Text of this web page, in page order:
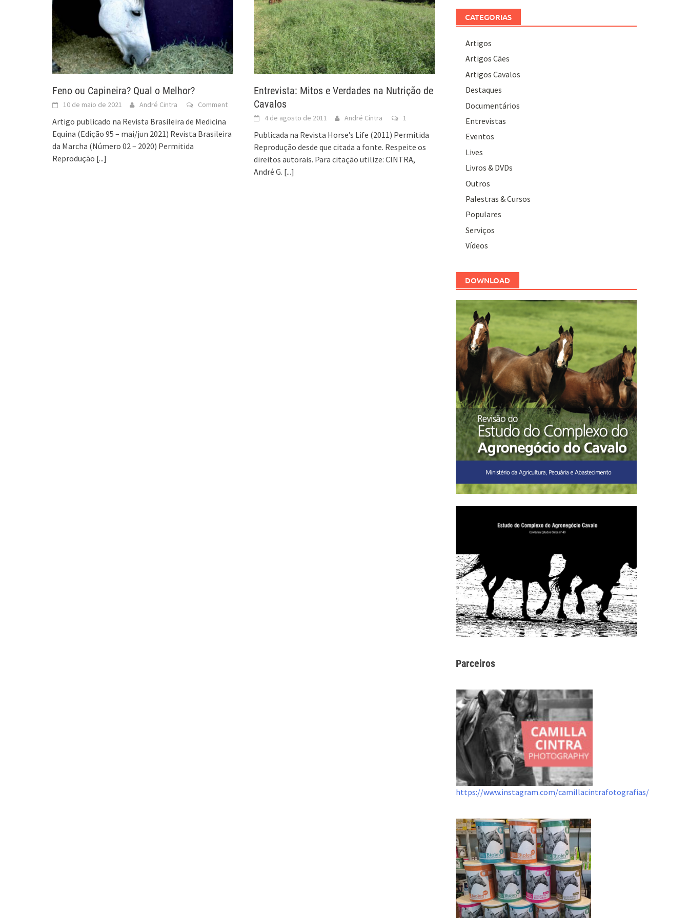
Feno ou Capineira? Qual o Melhor?
10 de maio de 2021 André Cintra Comment
Artigo publicado na Revista Brasileira de Medicina
Equina (Edição 95 – mai/jun 2021) Revista Brasileira
da Marcha (Número 02 – 2020) Permitida
Reprodução [...]
Entrevista: Mitos e Verdades na Nutrição de
Cavalos
4 de agosto de 2011 André Cintra 1
Publicada na Revista Horse’s Life (2011) Permitida
Reprodução desde que citada a fonte. Respeite os
direitos autorais. Para citação utilize: CINTRA,
André G. [...]
CATEGORIAS
Artigos
Artigos Cães
Artigos Cavalos
Destaques
Documentários
Entrevistas
Eventos
Lives
Livros & DVDs
Outros
Palestras & Cursos
Populares
Serviços
Vídeos
DOWNLOAD
Parceiros
https://www.instagram.com/camillacintrafotografias/